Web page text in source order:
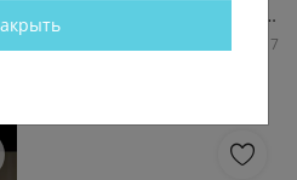
Правительство Курганской области
7